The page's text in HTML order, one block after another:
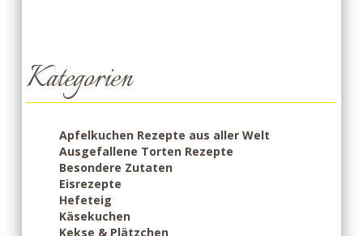
Kategorien
Apfelkuchen Rezepte aus aller Welt
Ausgefallene Torten Rezepte
Besondere Zutaten
Eisrezepte
Hefeteig
Käsekuchen
Kekse & Plätzchen